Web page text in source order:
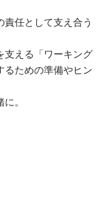
任として支え合う
支える「ワーキング
るための準備やヒン
。